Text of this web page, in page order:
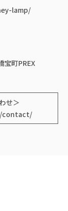
lamp/
宝町PREX
せ＞
contact/